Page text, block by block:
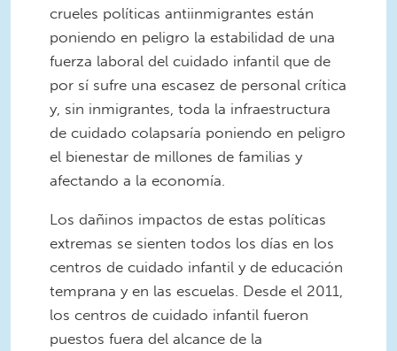
crueles políticas antiinmigrantes están
poniendo en peligro la estabilidad de una
fuerza laboral del cuidado infantil que de
por sí sufre una escasez de personal crítica
y, sin inmigrantes, toda la infraestructura
de cuidado colapsaría poniendo en peligro
el bienestar de millones de familias y
afectando a la economía.
Los dañinos impactos de estas políticas
extremas se sienten todos los días en los
centros de cuidado infantil y de educación
temprana y en las escuelas. Desde el 2011,
los centros de cuidado infantil fueron
puestos fuera del alcance de la